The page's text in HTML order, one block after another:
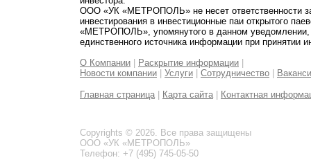
ООО «УК «МЕТРОПОЛЬ» не несет ответственности
инвестирования в инвестиционные паи открытого
«МЕТРОПОЛЬ», упомянутого в данном уведомлении,
единственного источника информации при принятии
О Компании
Раскрытие информации
Новости компании
Услуги Сотрудничество
Главная страница Карта сайта Контактная
Copyrights © 2026. Все права защищены
ООО «УК «МЕТРОПОЛЬ»
Телефон: +7 (495) 745-05-50